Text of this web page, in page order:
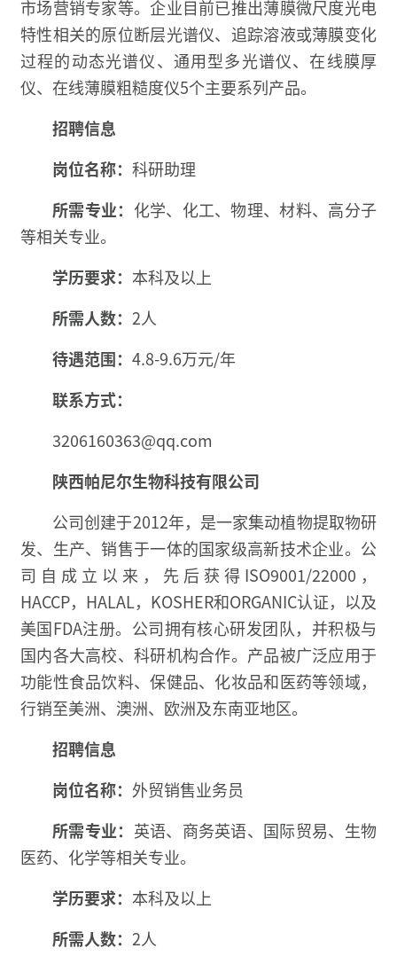
市场营销专家等。企业目前已推出薄膜微尺度光电
特性相关的原位断层光谱仪、追踪溶液或薄膜变化
过程的动态光谱仪、通用型多光谱仪、在线膜厚
仪、在线薄膜粗糙度仪5个主要系列产品。
招聘信息
岗位名称： 科研助理
所需专业： 化学、化工、物理、材料、高分子
等相关专业。
学历要求： 本科及以上
所需人数： 2人
待遇范围： 4.8-9.6万元/年
联系方式：
3206160363@qq.com
陕西帕尼尔生物科技有限公司
公司创建于2012年，是一家集动植物提取物研
发、生产、销售于一体的国家级高新技术企业。公
司自成立以来，先后获得ISO9001/22000，
HACCP，HALAL，KOSHER和ORGANIC认证，以及
美国FDA注册。公司拥有核心研发团队，并积极与
国内各大高校、科研机构合作。产品被广泛应用于
功能性食品饮料、保健品、化妆品和医药等领域，
行销至美洲、澳洲、欧洲及东南亚地区。
招聘信息
岗位名称： 外贸销售业务员
所需专业： 英语、商务英语、国际贸易、生物
医药、化学等相关专业。
学历要求： 本科及以上
所需人数： 2人